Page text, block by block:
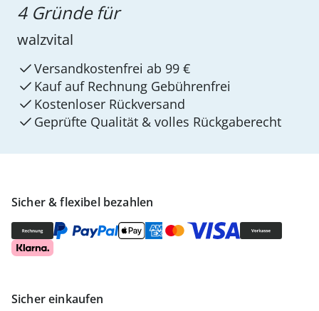
Sicher & flexibel bezahlen
Sicher einkaufen
4 Gründe für
walzvital
Versandkostenfrei ab 99 €
Kauf auf Rechnung Gebührenfrei
Kostenloser Rückversand
Geprüfte Qualität & volles Rückgaberecht